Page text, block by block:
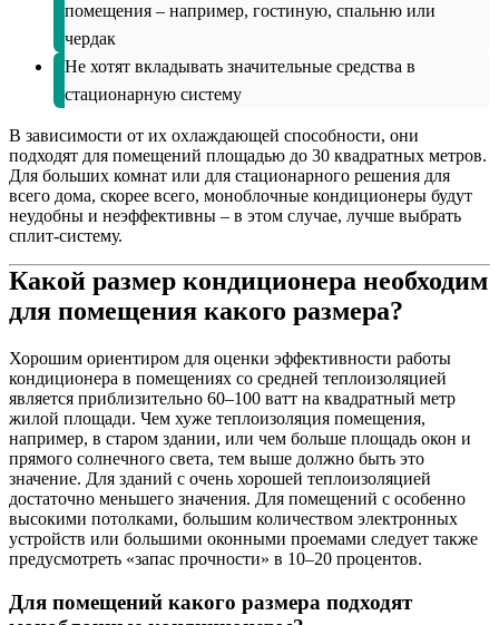
помещения – например, гостиную, спальню или
чердак
Не хотят вкладывать значительные средства в
стационарную систему
В зависимости от их охлаждающей способности, они
подходят для помещений площадью до 30 квадратных метров.
Для больших комнат или для стационарного решения для
всего дома, скорее всего, моноблочные кондиционеры будут
неудобны и неэффективны – в этом случае, лучше выбрать
сплит-систему.
Какой размер кондиционера необходим
для помещения какого размера?
Хорошим ориентиром для оценки эффективности работы
кондиционера в помещениях со средней теплоизоляцией
является приблизительно 60–100 ватт на квадратный метр
жилой площади. Чем хуже теплоизоляция помещения,
например, в старом здании, или чем больше площадь окон и
прямого солнечного света, тем выше должно быть это
значение. Для зданий с очень хорошей теплоизоляцией
достаточно меньшего значения. Для помещений с особенно
высокими потолками, большим количеством электронных
устройств или большими оконными проемами следует также
предусмотреть «запас прочности» в 10–20 процентов.
Для помещений какого размера подходят